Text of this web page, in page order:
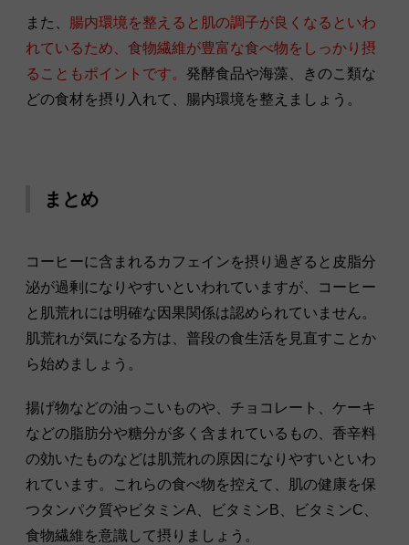
また、
腸内環境を整えると肌の調子が良くなるといわ
れているため、食物繊維が豊富な食べ物をしっかり摂
ることもポイントです。 発酵食品や海藻、きのこ類な
どの食材を摂り入れて、腸内環境を整えましょう。
まとめ
コーヒーに含まれるカフェインを摂り過ぎると皮脂分
泌が過剰になりやすいといわれていますが、コーヒー
と肌荒れには明確な因果関係は認められていません。
肌荒れが気になる方は、普段の食生活を見直すことか
ら始めましょう。
揚げ物などの油っこいものや、チョコレート、ケーキ
などの脂肪分や糖分が多く含まれているもの、香辛料
の効いたものなどは肌荒れの原因になりやすいといわ
れています。これらの食べ物を控えて、肌の健康を保
つタンパク質やビタミンA、ビタミンB、ビタミンC、
食物繊維を意識して摂りましょう。